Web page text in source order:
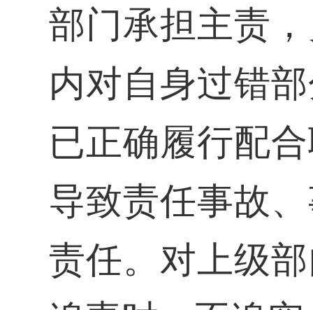
部门承担主责
内对自身过错
已正确履行配
导致责任事故
责任。对上级